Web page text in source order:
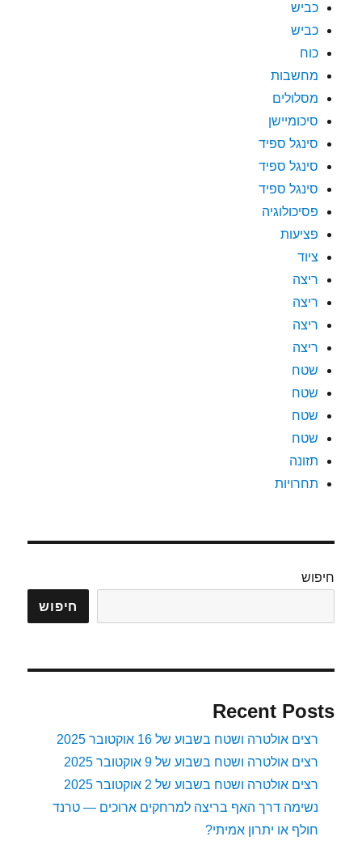
כביש
כביש
כוח
מחשבות
מסלולים
סיכומיישן
סינגל ספיד
סינגל ספיד
סינגל ספיד
פסיכולוגיה
פציעות
ציוד
ריצה
ריצה
ריצה
ריצה
שטח
שטח
שטח
שטח
תזונה
תחרויות
חיפוש
חיפוש
Recent Posts
רצים אולטרה ושטח בשבוע של 16 אוקטובר 2025
רצים אולטרה ושטח בשבוע של 9 אוקטובר 2025
רצים אולטרה ושטח בשבוע של 2 אוקטובר 2025
נשימה דרך האף בריצה למרחקים ארוכים — טרנד
חולף או יתרון אמיתי?